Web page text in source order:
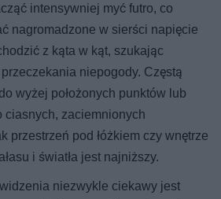
intensywniej myć futro, co
nagromadzone w sierści napięcie
z kąta w kąt, szukając
niepogody. Częstą
wyżej położonych punktów lub
ciasnych, zaciemnionych
przestrzeń pod łóżkiem czy wnętrze
i światła jest najniższy.
niezwykle ciekawy jest